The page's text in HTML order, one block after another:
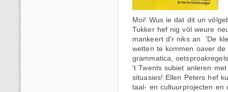
Moi! Wus ie dat dit un
Tukker hef nig völ weure
mankeert d'r niks an 'De
wetten te kommen oaver
grammatica,
't Twents subiet anleren
situasies! Ellen Peters hef
taal- en cultuurprojecten